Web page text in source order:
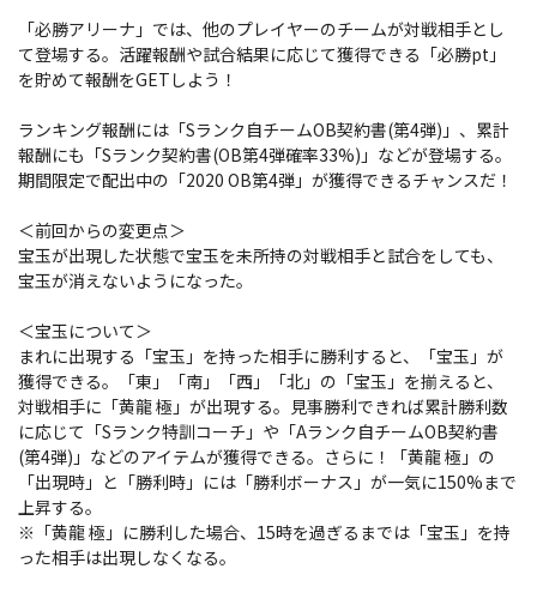
「必勝アリーナ」では、他のプレイヤーのチームが対戦相手とし
て登場する。活躍報酬や試合結果に応じて獲得できる「必勝pt」
を貯めて報酬をGETしよう！
ランキング報酬には「Sランク自チームOB契約書(第4弾)」、累計
報酬にも「Sランク契約書(OB第4弾確率33%)」などが登場する。
期間限定で配出中の「2020 OB第4弾」が獲得できるチャンスだ！
＜前回からの変更点＞
宝玉が出現した状態で宝玉を未所持の対戦相手と試合をしても、
宝玉が消えないようになった。
＜宝玉について＞
まれに出現する「宝玉」を持った相手に勝利すると、「宝玉」が
獲得できる。「東」「南」「西」「北」の「宝玉」を揃えると、
対戦相手に「黄龍 極」が出現する。見事勝利できれば累計勝利数
に応じて「Sランク特訓コーチ」や「Aランク自チームOB契約書
(第4弾)」などのアイテムが獲得できる。さらに！「黄龍 極」の
「出現時」と「勝利時」には「勝利ボーナス」が一気に150%まで
上昇する。
※「黄龍 極」に勝利した場合、15時を過ぎるまでは「宝玉」を持
った相手は出現しなくなる。